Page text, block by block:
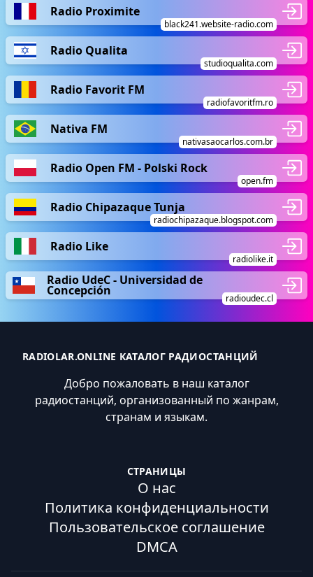
Radio Proximite
black241.website-radio.com
Radio Qualita
studioqualita.com
Radio Favorit FM
radiofavoritfm.ro
Nativa FM
nativasaocarlos.com.br
Radio Open FM - Polski Rock
open.fm
Radio Chipazaque Tunja
radiochipazaque.blogspot.com
Radio Like
radiolike.it
Radio UdeC - Universidad de
Concepción
radioudec.cl
RADIOLAR.ONLINE КАТАЛОГ РАДИОСТАНЦИЙ
Добро пожаловать в наш каталог
радиостанций, организованный по жанрам,
странам и языкам.
СТРАНИЦЫ
О нас
Политика конфиденциальности
Пользовательское соглашение
DMCA